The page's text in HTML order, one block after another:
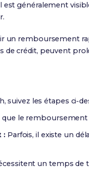
est généralement
un remboursement
de crédit, peuvent
suivez les étapes
le
: Parfois, il existe un
un temps